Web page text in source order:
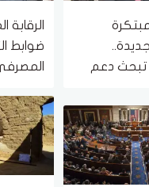
تبحث دعم
الرقابة
ضوابط